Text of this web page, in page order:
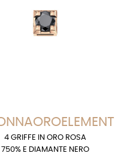
4 GRIFFE IN ORO ROSA
750% E DIAMANTE NERO